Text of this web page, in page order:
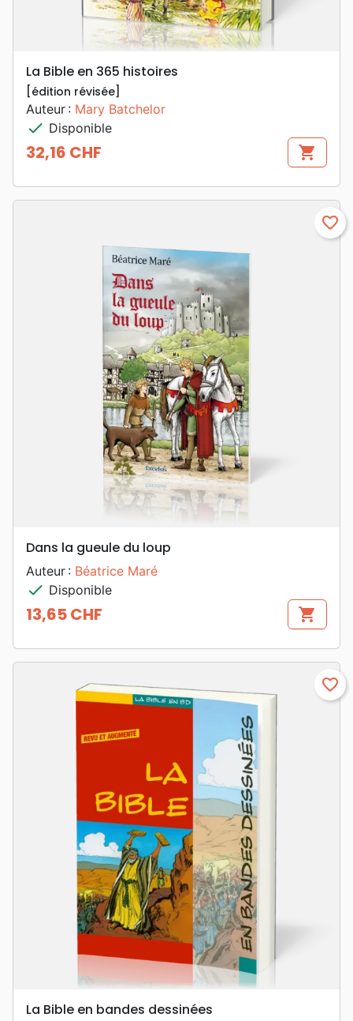
La Bible en 365 histoires
[édition révisée]
Auteur : Mary Batchelor
check Disponible
Prix
32,16 CHF shopping_cart
favorite_border
Dans la gueule du loup
Auteur : Béatrice Maré
check Disponible
Prix
13,65 CHF shopping_cart
favorite_border
La Bible en bandes dessinées